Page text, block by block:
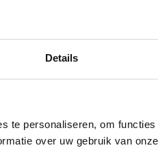
Details
te personaliseren, om
over uw gebruik van